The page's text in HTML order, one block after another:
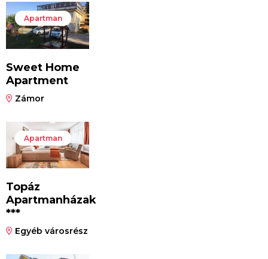
Apartman
Sweet Home
Apartment
Zámor
Apartman
Topáz
Apartmanházak
***
Egyéb városrész